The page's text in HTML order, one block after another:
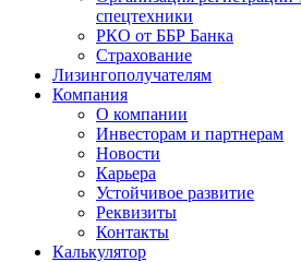
спецтехники
РКО от ББР Банка
Страхование
Лизингополучателям
Компания
О компании
Инвесторам и партнерам
Новости
Карьера
Устойчивое развитие
Реквизиты
Контакты
Калькулятор